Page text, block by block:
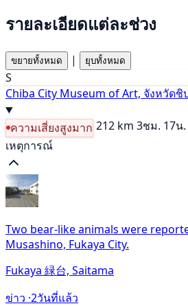
รายละเอียดแต่ละช่วง
ขยายทั้งหมด | ยุบทั้งหมด
S
Chiba City Museum of Art, จังหวัดชิ
ความเสี่ยงสูงมาก 212 km 3ชม. 17น.
เหตุการณ์
Two bear-like animals were
Musashino, Fukaya City.
Fukaya 緑台, Saitama
ข่าว ·2วันที่แล้ว